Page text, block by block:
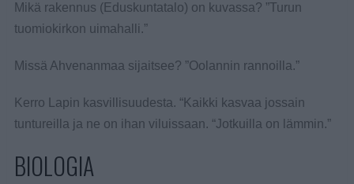
Mikä rakennus (Eduskuntatalo) on kuvassa? ”Turun
tuomiokirkon uimahalli.”
Missä Ahvenanmaa sijaitsee? ”Oolannin rannoilla.”
Kerro Lapin kasvillisuudesta. “Kaikki kasvaa jossain
tuntureilla ja ne on ihan viluissaan. “Jotkuilla on lämmin.”
BIOLOGIA